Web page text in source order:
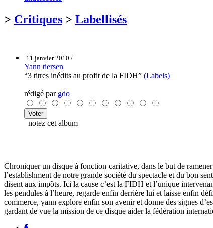
> Critiques > Labellisés
11 janvier 2010 /
Yann tiersen
“3 titres inédits au profit de la FIDH” (Labels)
rédigé par gdo
notez cet album
Chroniquer un disque à fonction caritative, dans le but de
l’establishment de notre grande société du spectacle et du bon
disent aux impôts. Ici la cause c’est la FIDH et l’unique
les pendules à l’heure, regarde enfin derrière lui et laisse enfin
commerce, yann explore enfin son avenir et donne des signes
gardant de vue la mission de ce disque aider la fédération